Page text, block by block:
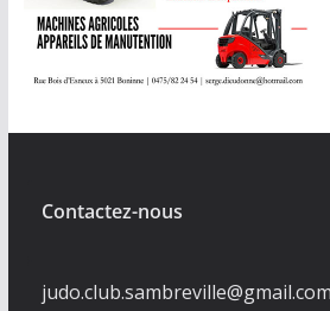
Contactez-nous
judo.club.sambreville@gmail.com